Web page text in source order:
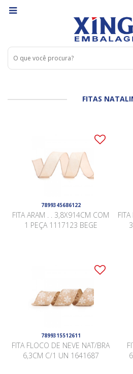
FITAS
7899345686122
FITA ARAM . . 3,8X914CM COM
1 PEÇA 1117123 BEGE
7899315512611
FITA FLOCO DE NEVE NAT/BRA
6,3CM C/1 UN 1641687